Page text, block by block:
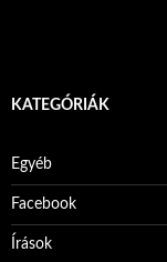
KATEGÓRIÁK
Egyéb
Facebook
Írások